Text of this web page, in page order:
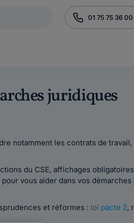
01 75 75 36 00
juridiques
notamment les contrats de
du CSE, affichages
vous aider dans vos
et réformes : loi pacte 2,